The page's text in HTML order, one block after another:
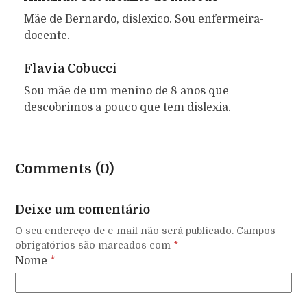
Mãe de Bernardo, dislexico. Sou enfermeira-
docente.
Flavia Cobucci
Sou mãe de um menino de 8 anos que
descobrimos a pouco que tem dislexia.
Comments (0)
Deixe um comentário
O seu endereço de e-mail não será publicado. Campos
obrigatórios são marcados com *
Nome *